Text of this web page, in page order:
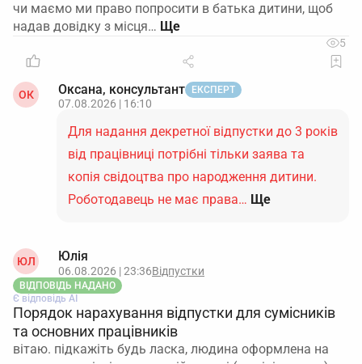
чи маємо ми право попросити в батька дитини, щоб
надав довідку з місця…
5
ОК Оксана, консультант ЕКСПЕРТ
07.08.2026 | 16:10
Для надання декретної відпустки до 3 років
від працівниці потрібні тільки заява та
копія свідоцтва про народження дитини.
Роботодавець не має права… Ще
ЮЛ Юлія
06.08.2026 | 23:36Відпустки
ВІДПОВІДЬ НАДАНО
Є відповідь АІ
Порядок нарахування відпустки для сумісників
та основних працівників
вітаю. підкажіть будь ласка, людина оформлена на